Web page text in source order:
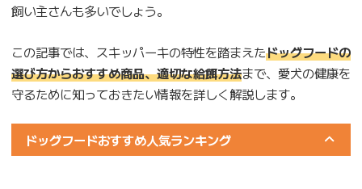
飼い主さんも多いでしょう。
この記事では、スキッパーキの特性を踏まえたドッグフードの
選び方からおすすめ商品、適切な給餌方法まで、愛犬の健康を
守るために知っておきたい情報を詳しく解説します。
ドッグフードおすすめ人気ランキング